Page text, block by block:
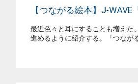
【つながる絵本】J-WAVE
最近色々と耳にすることも増えた
進めるように紹介する。「つなが